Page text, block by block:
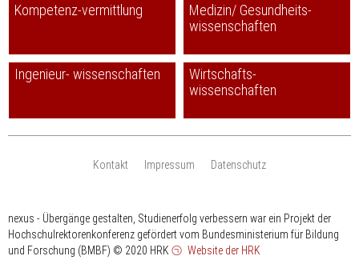
Kompetenz-vermittlung
Medizin/ Gesundheits-
wissenschaften
Ingenieur- wissenschaften
Wirtschafts-
wissenschaften
Kontakt Impressum Datenschutz
nexus - Übergänge gestalten, Studienerfolg verbessern war ein Projekt der
Hochschulrektorenkonferenz gefördert vom Bundesministerium für Bildung
und Forschung (BMBF) © 2020 HRK Website der HRK